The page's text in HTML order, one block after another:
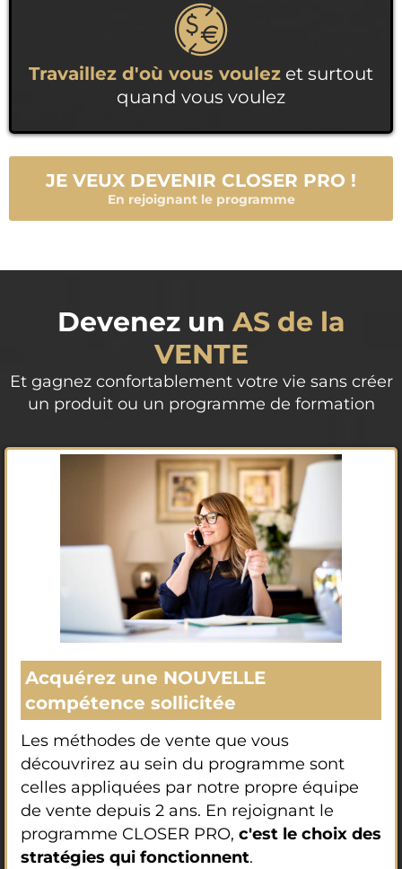
Travaillez d'où vous voulez et surtout
quand vous voulez
JE VEUX DEVENIR CLOSER PRO !
En rejoignant le programme
Devenez un AS de la
VENTE
Et gagnez confortablement votre vie sans créer
un produit ou un programme de formation
Acquérez une NOUVELLE
compétence sollicitée
Les méthodes de vente que vous
découvrirez au sein du programme sont
celles appliquées par notre propre équipe
de vente depuis 2 ans. En rejoignant le
programme CLOSER PRO, c'est le choix des
stratégies qui fonctionnent.